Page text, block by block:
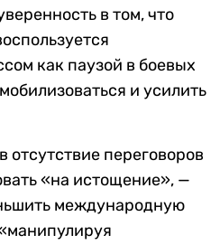
в том, что
как паузой в боевых
и усилить
отсутствие переговоров
«на истощение», —
международную